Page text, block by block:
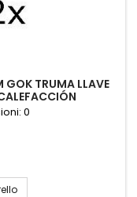
GOK TRUMA LLAVE
0